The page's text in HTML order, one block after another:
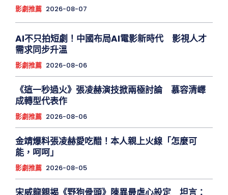
影劇推薦 2026-08-07
AI不只拍短劇！中國布局AI電影新時代 影視人才
需求同步升溫
影劇推薦 2026-08-06
《這一秒過火》張凌赫演技掀兩極討論 慕容清嶧
成轉型代表作
影劇推薦 2026-08-06
金靖爆料張凌赫愛吃醋！本人親上火線「怎麼可
能，呵呵」
影劇推薦 2026-08-05
宋威龍親揭《野狗骨頭》陳異最虐心設定 坦言：